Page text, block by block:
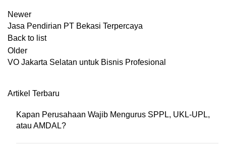
Newer
Jasa Pendirian PT Bekasi Terpercaya
Back to list
Older
VO Jakarta Selatan untuk Bisnis Profesional
Artikel Terbaru
Kapan Perusahaan Wajib Mengurus SPPL, UKL-UPL,
atau AMDAL?